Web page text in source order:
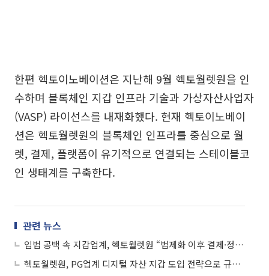
한편 헥토이노베이션은 지난해 9월 헥토월렛원을 인
수하며 블록체인 지갑 인프라 기술과 가상자산사업자
(VASP) 라이선스를 내재화했다. 현재 헥토이노베이
션은 헥토월렛원의 블록체인 인프라를 중심으로 월
렛, 결제, 플랫폼이 유기적으로 연결되는 스테이블코
인 생태계를 구축한다.
관련 뉴스
입법 공백 속 지갑업계, 헥토월렛원 “법제화 이후 결제·정산 수요 대비”
헥토월렛원, PG업계 디지털 자산 지갑 도입 전략으로 규제 준수형 인프라 제시